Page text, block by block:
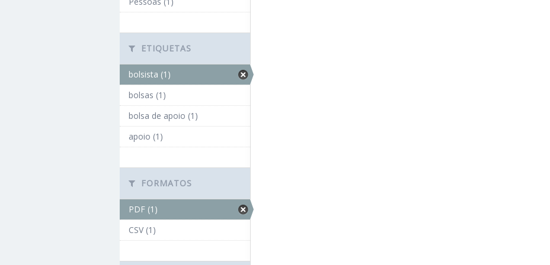
ETIQUETAS
bolsista (1)
bolsas (1)
bolsa de apoio (1)
apoio (1)
FORMATOS
PDF (1)
CSV (1)